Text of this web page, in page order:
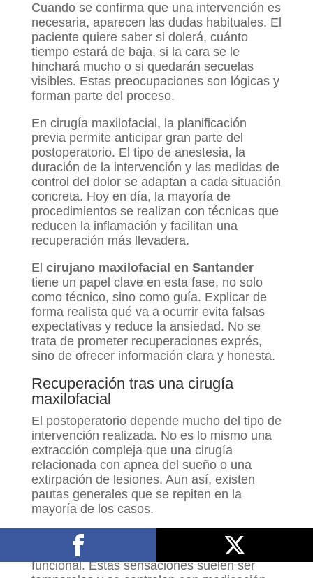
Cuando se confirma que una intervención es
necesaria, aparecen las dudas habituales. El
paciente quiere saber si dolerá, cuánto
tiempo estará de baja, si la cara se le
hinchará mucho o si quedarán secuelas
visibles. Estas preocupaciones son lógicas y
forman parte del proceso.
En cirugía maxilofacial, la planificación
previa permite anticipar gran parte del
postoperatorio. El tipo de anestesia, la
duración de la intervención y las medidas de
control del dolor se adaptan a cada situación
concreta. Hoy en día, la mayoría de
procedimientos se realizan con técnicas que
reducen la inflamación y facilitan una
recuperación más llevadera.
El cirujano maxilofacial en Santander
tiene un papel clave en esta fase, no solo
como técnico, sino como guía. Explicar de
forma realista qué va a ocurrir evita falsas
expectativas y reduce la ansiedad. No se
trata de prometer recuperaciones exprés,
sino de ofrecer información clara y honesta.
Recuperación tras una cirugía
maxilofacial
El postoperatorio depende mucho del tipo de
intervención realizada. No es lo mismo una
extracción compleja que una cirugía
relacionada con apnea del sueño o una
extirpación de lesiones. Aun así, existen
pautas generales que se repiten en la
mayoría de los casos.
Durante los primeros días es habitual notar
inflamación, molestias y cierta limitación
funcional. Estas sensaciones suelen ser